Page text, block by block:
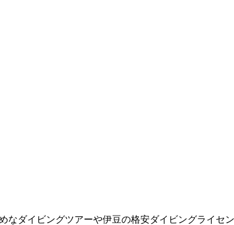
ダイビングツアーや伊豆の格安ダイビングライセ